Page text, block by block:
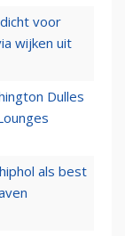
voor
wijken uit
Dulles
als best